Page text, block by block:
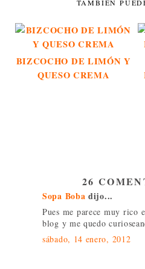
TAMBIÉN
BIZCOCHO DE LIMÓN Y
QUESO CREMA
26
Sopa Boba dijo...
Pues me parece muy rico
blog y me quedo
sábado, 14 enero, 2012